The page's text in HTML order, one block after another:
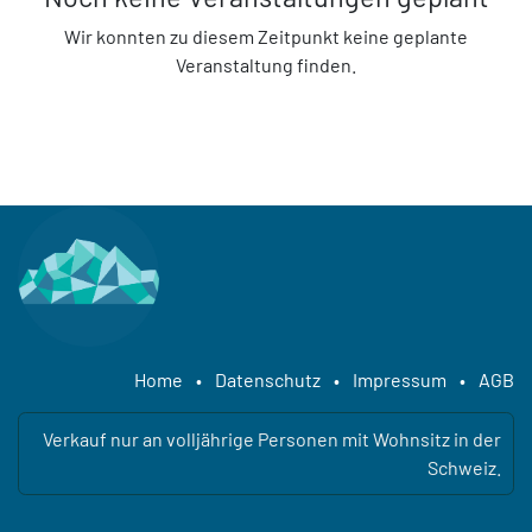
Wir konnten zu diesem Zeitpunkt keine geplante
Veranstaltung finden.
Home • Datenschutz • Impressum • AGB
Verkauf nur an volljährige Personen mit Wohnsitz in der
Schweiz.